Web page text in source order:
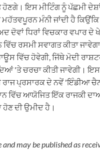
ਇਸ ਮੀਟਿੰਗ ਨੂੰ ਪੱਛਮੀ
ਮੰਨੀ ਜਾਂਦੀ ਹੈ
ਦੋਵਾਂ ਧਿਰਾਂ ਵਿਚਕਾਰ ਵਪਾਰ
ਰਸਮੀ ਸਵਾਗਤ ਕੀਤਾ
ਵਿੱਚ ਹੋਵੇਗੀ, ਜਿੱਥੇ ਮੋਦੀ
'ਤੇ ਚਰਚਾ ਕੀਤੀ ਜਾਵੇਗੀ।
ਰਾਜ ਪ੍ਰਸਾਰਕ ਦੇ ਨਵੇਂ 'ਇੰਡੀਆ
ਵਿੱਚ ਆਯੋਜਿਤ ਇੱਕ ਰਾਜਕੀ
ਹੋਣ ਦੀ ਉਮੀਦ ਹੈ।
may be published as